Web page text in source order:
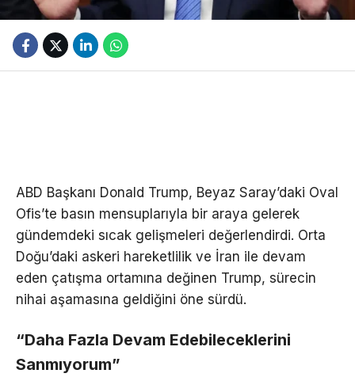
ABD Başkanı Donald Trump, Beyaz Saray’daki Oval
Ofis’te basın mensuplarıyla bir araya gelerek
gündemdeki sıcak gelişmeleri değerlendirdi. Orta
Doğu’daki askeri hareketlilik ve İran ile devam
eden çatışma ortamına değinen Trump, sürecin
nihai aşamasına geldiğini öne sürdü.
“Daha Fazla Devam Edebileceklerini
Sanmıyorum”